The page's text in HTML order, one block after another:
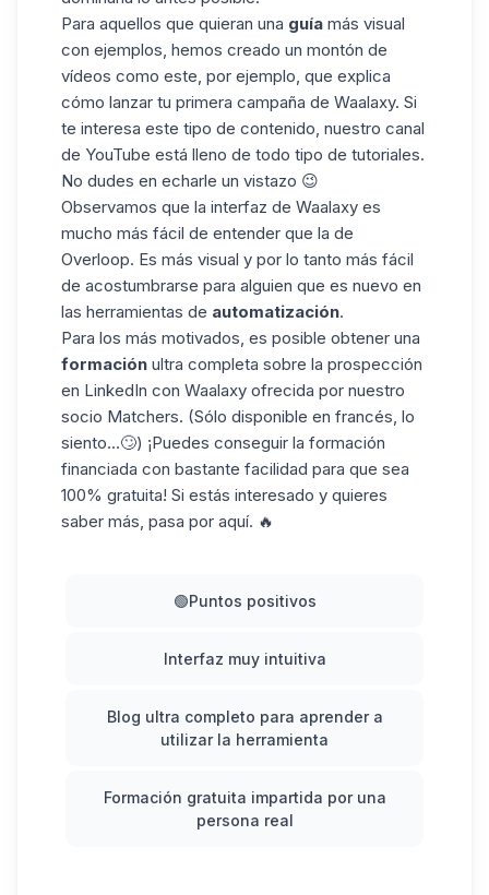
Para aquellos que quieran una guía más visual
con ejemplos, hemos creado un montón de
vídeos como este , por ejemplo, que explica
cómo lanzar tu primera campaña de Waalaxy. Si
te interesa este tipo de contenido, nuestro canal
de YouTube está lleno de todo tipo de tutoriales.
No dudes en echarle un vistazo 😉
Observamos que la interfaz de Waalaxy es
mucho más fácil de entender que la de
Overloop. Es más visual y por lo tanto más fácil
de acostumbrarse para alguien que es nuevo en
las herramientas de automatización.
Para los más motivados, es posible obtener una
formación ultra completa sobre la prospección
en LinkedIn con Waalaxy ofrecida por nuestro
socio Matchers. (Sólo disponible en francés, lo
siento...🙄) ¡Puedes conseguir la formación
financiada con bastante facilidad para que sea
100% gratuita! Si estás interesado y quieres
saber más, pasa por aquí. 🔥
🟢Puntos positivos
Interfaz muy intuitiva
Blog ultra completo para aprender a
utilizar la herramienta
Formación gratuita impartida por una
persona real